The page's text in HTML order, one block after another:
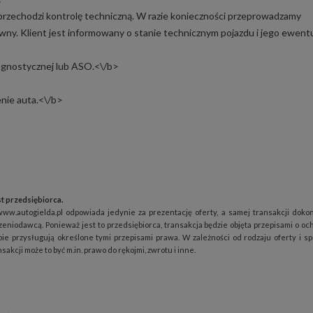
kontrolę techniczną. W razie konieczności przeprowadzamy
Klient jest informowany o stanie technicznym pojazdu i jego
lub ASO.<\/b>
auta.<\/b>
przedsiębiorca.
odpowiada jedynie za prezentację oferty, a samej transakcji
Ponieważ jest to przedsiębiorca, transakcja będzie objęta przepisami o
przysługują określone tymi przepisami prawa. W zależności od rodzaju oferty i
może to być m.in. prawo do rękojmi, zwrotu i inne.